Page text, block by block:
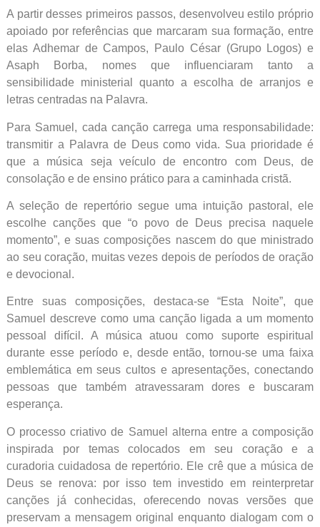
A partir desses primeiros passos, desenvolveu estilo próprio
apoiado por referências que marcaram sua formação, entre
elas Adhemar de Campos, Paulo César (Grupo Logos) e
Asaph Borba, nomes que influenciaram tanto a
sensibilidade ministerial quanto a escolha de arranjos e
letras centradas na Palavra.
Para Samuel, cada canção carrega uma responsabilidade:
transmitir a Palavra de Deus como vida. Sua prioridade é
que a música seja veículo de encontro com Deus, de
consolação e de ensino prático para a caminhada cristã.
A seleção de repertório segue uma intuição pastoral, ele
escolhe canções que “o povo de Deus precisa naquele
momento”, e suas composições nascem do que ministrado
ao seu coração, muitas vezes depois de períodos de oração
e devocional.
Entre suas composições, destaca-se “Esta Noite”, que
Samuel descreve como uma canção ligada a um momento
pessoal difícil. A música atuou como suporte espiritual
durante esse período e, desde então, tornou-se uma faixa
emblemática em seus cultos e apresentações, conectando
pessoas que também atravessaram dores e buscaram
esperança.
O processo criativo de Samuel alterna entre a composição
inspirada por temas colocados em seu coração e a
curadoria cuidadosa de repertório. Ele crê que a música de
Deus se renova: por isso tem investido em reinterpretar
canções já conhecidas, oferecendo novas versões que
preservam a mensagem original enquanto dialogam com o